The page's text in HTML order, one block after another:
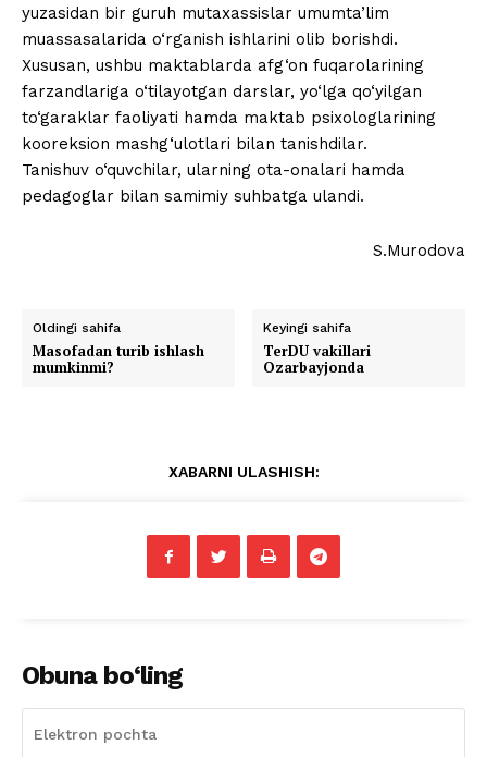
yuzasidan bir guruh mutaxassislar umumta’lim
muassasalarida o‘rganish ishlarini olib borishdi.
Xususan, ushbu maktablarda afg‘on fuqarolarining
farzandlariga o‘tilayotgan darslar, yo‘lga qo‘yilgan
to‘garaklar faoliyati hamda maktab psixologlarining
kooreksion mashg‘ulotlari bilan tanishdilar.
Tanishuv o‘quvchilar, ularning ota-onalari hamda
pedagoglar bilan samimiy suhbatga ulandi.
S.Murodova
Oldingi sahifa
Masofadan turib ishlash
mumkinmi?
Keyingi sahifa
TerDU vakillari
Ozarbayjonda
XABARNI ULASHISH:
Obuna bo‘ling